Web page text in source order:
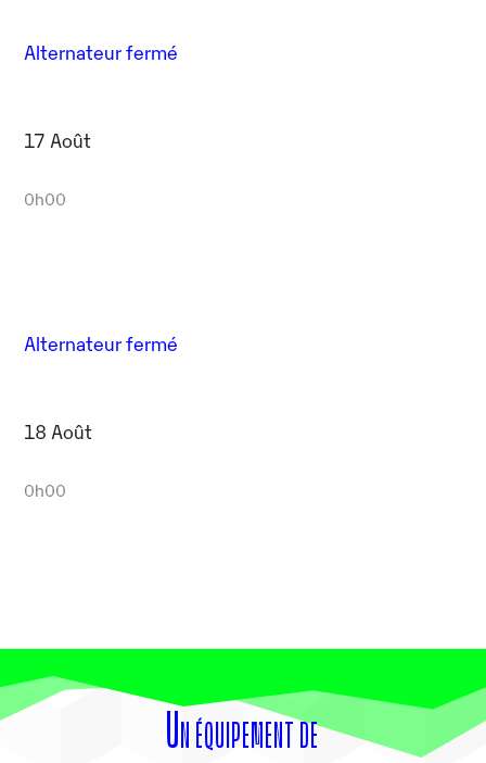
Alternateur fermé
17 Août
0h00
Alternateur fermé
18 Août
0h00
Un équipement de